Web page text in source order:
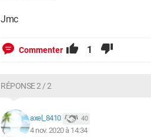
Jmc
Commenter 1
RÉPONSE 2 / 2
axel_8410 40
4 nov. 2020 à 14:34